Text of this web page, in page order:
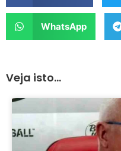
WhatsApp
Veja isto...